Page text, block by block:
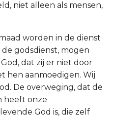
niet alleen als mensen,
worden in de dienst
godsdienst, mogen
dat zij er niet door
hen aanmoedigen. Wij
De overweging, dat de
heeft onze
God is, die zelf